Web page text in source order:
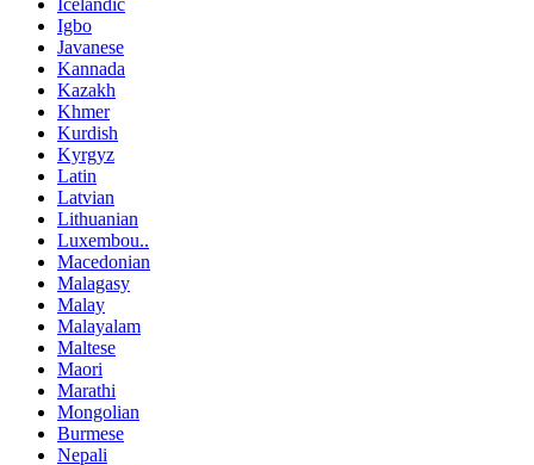
Icelandic
Igbo
Javanese
Kannada
Kazakh
Khmer
Kurdish
Kyrgyz
Latin
Latvian
Lithuanian
Luxembou..
Macedonian
Malagasy
Malay
Malayalam
Maltese
Maori
Marathi
Mongolian
Burmese
Nepali